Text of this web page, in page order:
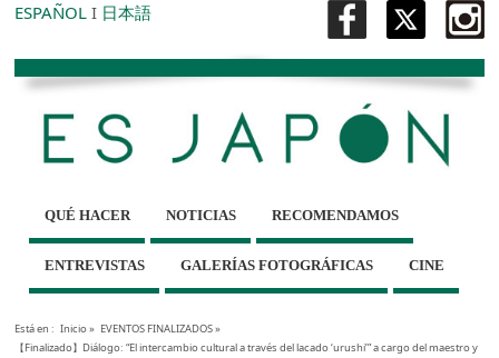
ESPAÑOL I 日本語
QUÉ HACER NOTICIAS RECOMENDAMOS
ENTREVISTAS GALERÍAS FOTOGRÁFICAS CINE
Está en : Inicio» EVENTOS FINALIZADOS»
【Finalizado】Diálogo: “El intercambio cultural a través del lacado ‘urushi’” a cargo del maestro y